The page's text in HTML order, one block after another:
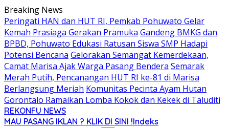
Langsung
ke
konten
Breaking News
Peringati HAN dan HUT RI, Pemkab Pohuwato Gelar
Kemah Prasiaga Gerakan Pramuka Gandeng BMKG dan
BPBD, Pohuwato Edukasi Ratusan Siswa SMP Hadapi
Potensi Bencana Gelorakan Semangat Kemerdekaan,
Camat Marisa Ajak Warga Pasang Bendera Semarak
Merah Putih, Pencanangan HUT RI ke-81 di Marisa
Berlangsung Meriah Komunitas Pecinta Ayam Hutan
Gorontalo Ramaikan Lomba Kokok dan Kekek di Taluditi
REKONFU NEWS
Tegas,
MAU PASANG IKLAN ? KLIK DI SINI !Indeks